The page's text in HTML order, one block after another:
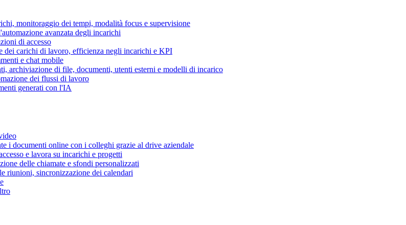
monitoraggio dei tempi, modalità focus e supervisione
avanzata degli incarichi
di accesso
dei carichi di lavoro, efficienza negli incarichi e KPI
e chat mobile
archiviazione di file, documenti, utenti esterni e modelli di incarico
dei flussi di lavoro
generati con l'IA
i documenti online con i colleghi grazie al drive aziendale
e lavora su incarichi e progetti
delle chiamate e sfondi personalizzati
riunioni, sincronizzazione dei calendari